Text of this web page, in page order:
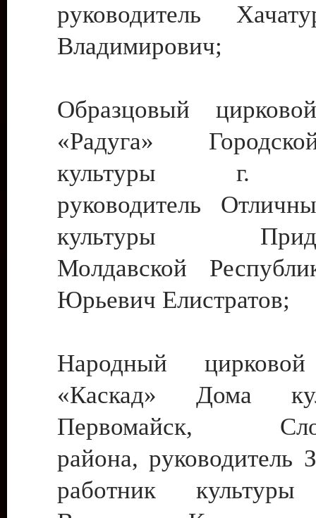
руководитель
Владимирович;
Образцовый
«Радуга»
культуры г.
руководитель
культуры
Молдавской
Юрьевич Елистратов;
Народный цирковой
«Каскад» Дома
Первомайск,
района, руководитель
работник культуры